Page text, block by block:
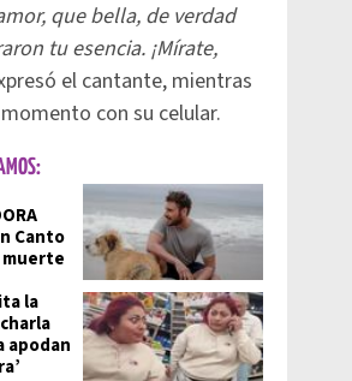
que bella, de verdad
tu esencia. ¡Mírate,
el cantante, mientras
con su celular.
Canto
muerte
la
apodan